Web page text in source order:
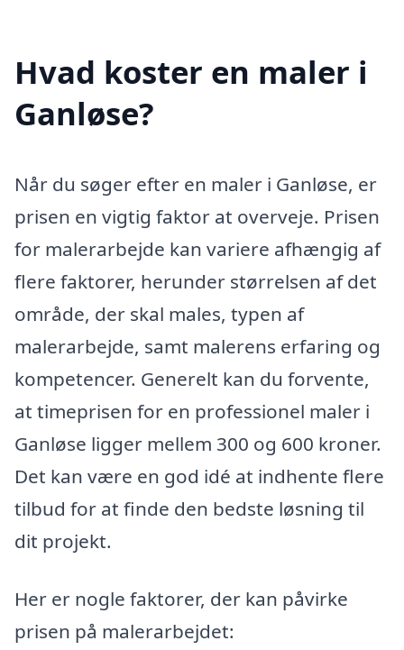
Hvad koster en maler i
Ganløse?
Når du søger efter en maler i Ganløse, er
prisen en vigtig faktor at overveje. Prisen
for malerarbejde kan variere afhængig af
flere faktorer, herunder størrelsen af det
område, der skal males, typen af
malerarbejde, samt malerens erfaring og
kompetencer. Generelt kan du forvente,
at timeprisen for en professionel maler i
Ganløse ligger mellem 300 og 600 kroner.
Det kan være en god idé at indhente flere
tilbud for at finde den bedste løsning til
dit projekt.
Her er nogle faktorer, der kan påvirke
prisen på malerarbejdet: